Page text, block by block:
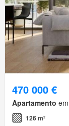
470 000 €
Apartamento
126 m²